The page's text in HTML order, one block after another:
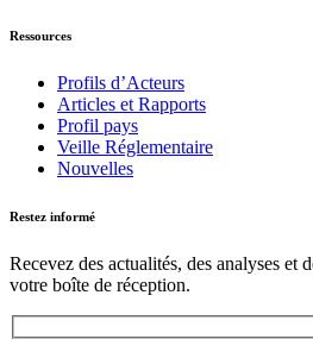
Ressources
Profils d’Acteurs
Articles et Rapports
Profil pays
Veille Réglementaire
Nouvelles
Restez informé
Recevez des actualités, des analyses et
votre boîte de réception.